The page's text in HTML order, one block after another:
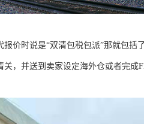
价时说是“双清包税包派”那就包括
，并送到卖家设定海外仓或者完成